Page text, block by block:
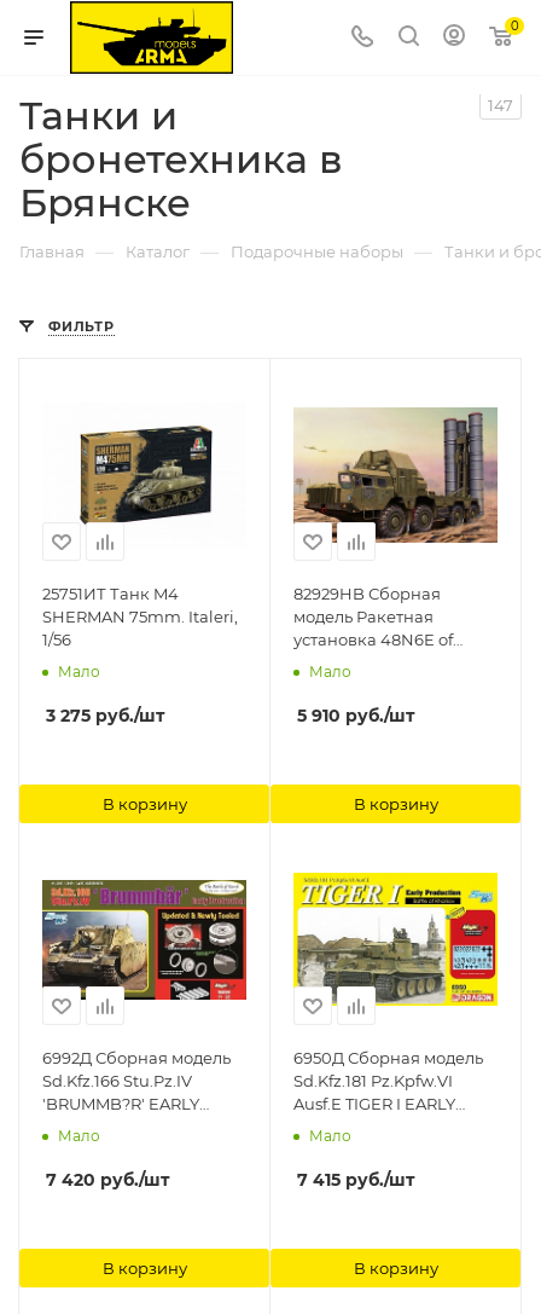
0
Танки и
бронетехника в
Брянске
147
Главная — Каталог — Подарочные наборы — Танки и
ФИЛЬТР
25751ИТ Танк M4
SHERMAN 75mm. Italeri,
1/56
Мало
3 275 руб./шт
В корзину
82929HB Сборная
модель Ракетная
установка 48N6E of
5P85S TEL S-300PMU SA-
Мало
5 910 руб./шт
В корзину
6992Д Сборная модель
Sd.Kfz.166 Stu.Pz.IV
'BRUMMB?R' EARLY
PRODUCTION (THE
Dragon
Мало
7 420 руб./шт
В корзину
6950Д Сборная модель
Sd.Kfz.181 Pz.Kpfw.VI
Ausf.E TIGER I EARLY
PRODUCTION, BATTLE
Мало
7 415 руб./шт
В корзину